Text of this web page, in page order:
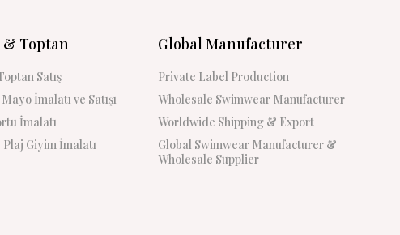
& Toptan
Satış
İmalatı ve Satışı
İmalatı
Giyim İmalatı
Global Manufacturer
Private Label Production
Wholesale Swimwear Manufacturer
Worldwide Shipping & Export
Global Swimwear Manufacturer &
Wholesale Supplier